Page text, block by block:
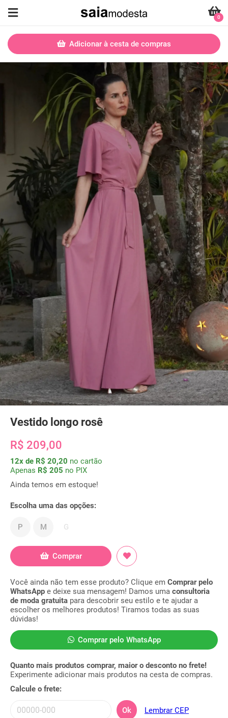
0
Vestido longo rosê
R$ 209,00
12x de R$ 20,20 no cartão
Apenas R$ 205 no PIX
Ainda temos em estoque!
Escolha uma das opções:
P M G
Comprar
Você ainda não tem esse produto? Clique em Comprar pelo
WhatsApp e deixe sua mensagem! Damos uma consultoria
de moda gratuita para descobrir seu estilo e te ajudar a
escolher os melhores produtos! Tiramos todas as suas
dúvidas!
Comprar pelo WhatsApp
Adicionar à cesta de compras
Quanto mais produtos comprar, maior o desconto no frete!
Experimente adicionar mais produtos na cesta de compras.
Calcule o frete:
Ok Lembrar CEP